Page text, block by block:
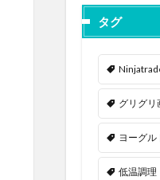
タグ
グリグリ
ヨーグル
低温調理